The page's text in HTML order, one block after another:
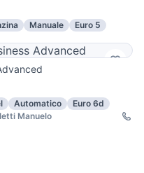
Manuale
Euro 5
Automatico
Euro 6d
Manuelo